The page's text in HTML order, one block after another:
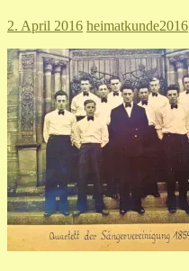
2. April 2016 heimatkunde2016